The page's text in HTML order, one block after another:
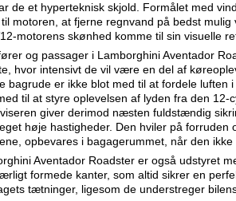
de et hyperteknisk skjold. Formålet med
motoren, at fjerne regnvand på bedst mulig
motorens skønhed komme til sin visuelle
og passager i Lamborghini Aventador
hvor intensivt de vil være en del af
bagrude er ikke blot med til at fordele luften
til at styre oplevelsen af lyden fra den 12-
giver derimod næsten fuldstændig
høje hastigheder. Den hviler på forruden
opbevares i bagagerummet, når den
Aventador Roadster er også udstyret
formede kanter, som altid sikrer en
tætninger, ligesom de understreger